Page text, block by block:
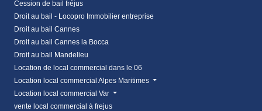
Cession de bail fréjus
Droit au bail - Locopro Immobilier entreprise
Droit au bail Cannes
Droit au bail Cannes la Bocca
Droit au bail Mandelieu
Location de local commercial dans le 06
Location local commercial Alpes Maritimes
Location local commercial Var
vente local commercial à frejus